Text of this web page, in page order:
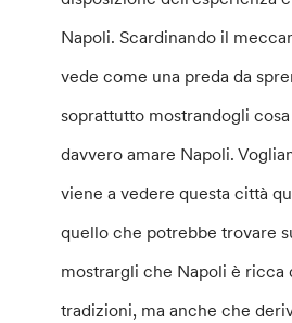
Napoli. Scardinando il
vede come una preda da
soprattutto mostrandogli
davvero amare Napoli.
viene a vedere questa città
quello che potrebbe trovare
mostrargli che Napoli è ricca
tradizioni, ma anche che